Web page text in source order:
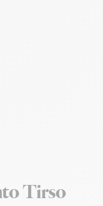
Tirso